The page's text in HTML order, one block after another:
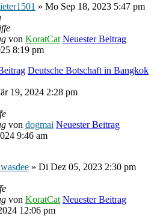
» Mo Sep 18, 2023 5:47 pm
von KoratCat Neuester Beitrag
8:19 pm
Deutsche Botschaft in Bangkok
19, 2024 2:28 pm
von dogmai Neuester Beitrag
9:46 am
» Di Dez 05, 2023 2:30 pm
von KoratCat Neuester Beitrag
12:06 pm